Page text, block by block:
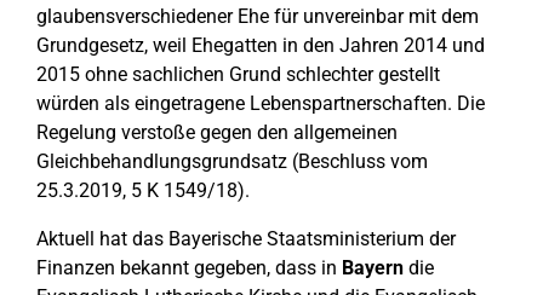
glaubensverschiedener Ehe für unvereinbar mit dem
Grundgesetz, weil Ehegatten in den Jahren 2014 und
2015 ohne sachlichen Grund schlechter gestellt
würden als eingetragene Lebenspartnerschaften. Die
Regelung verstoße gegen den allgemeinen
Gleichbehandlungsgrundsatz (Beschluss vom
25.3.2019, 5 K 1549/18).
Aktuell hat das Bayerische Staatsministerium der
Finanzen bekannt gegeben, dass in Bayern die